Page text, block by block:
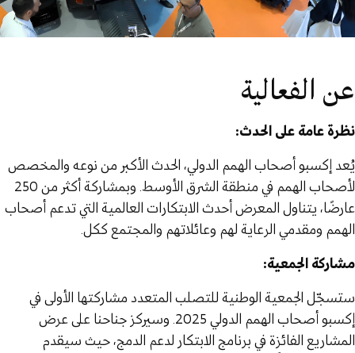
عن الفعالية
نظرة عامة على الحدث:
يُعد إكسبو أصحاب الهمم الدولي، الحدث الأكبر من نوعه والمخصص
لأصحاب الهمم في منطقة الشرق الأوسط. وبمشاركة أكثر من 250
عارضًا، يتناول المعرض أحدث الابتكارات العالمية التي تدعم أصحاب
الهمم ومقدمي الرعاية لهم وعائلاتهم والمجتمع ككل.
مشاركة الجمعية:
ستسجّل الجمعية الوطنية للتصلب المتعدد مشاركتها الأولى في
إكسبو أصحاب الهمم الدولي 2025. وسيركز جناحنا على عرض
المشاريع الفائزة في برنامج الابتكار لدعم الدمج، حيث سيقدم